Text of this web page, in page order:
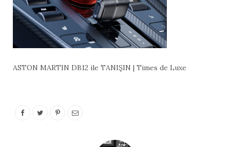
ASTON MARTIN DB12 ile TANIŞIN | Times de Luxe